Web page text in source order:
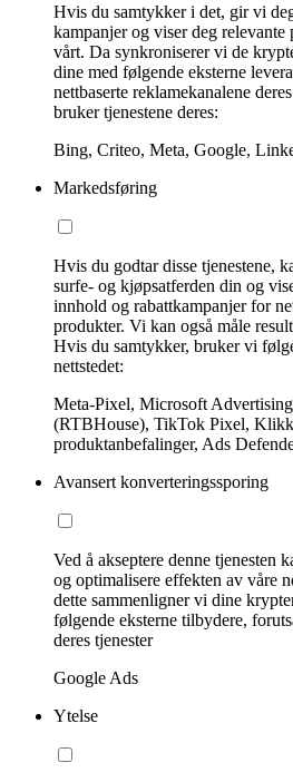
Hvis du samtykker i det, gir vi
kampanjer og viser deg relevante
vårt. Da synkroniserer vi de
dine med følgende eksterne
nettbaserte reklamekanalene
bruker tjenestene deres:
Bing, Criteo, Meta, Google,
Markedsføring
Hvis du godtar disse tjenestene,
surfe- og kjøpsatferden din og
innhold og rabattkampanjer for
produkter. Vi kan også måle
Hvis du samtykker, bruker vi
nettstedet:
Meta-Pixel, Microsoft
(RTBHouse), TikTok Pixel,
produktanbefalinger, Ads
Avansert konverteringssporing
Ved å akseptere denne tjenesten
og optimalisere effekten av våre
dette sammenligner vi dine
følgende eksterne tilbydere,
deres tjenester
Google Ads
Ytelse